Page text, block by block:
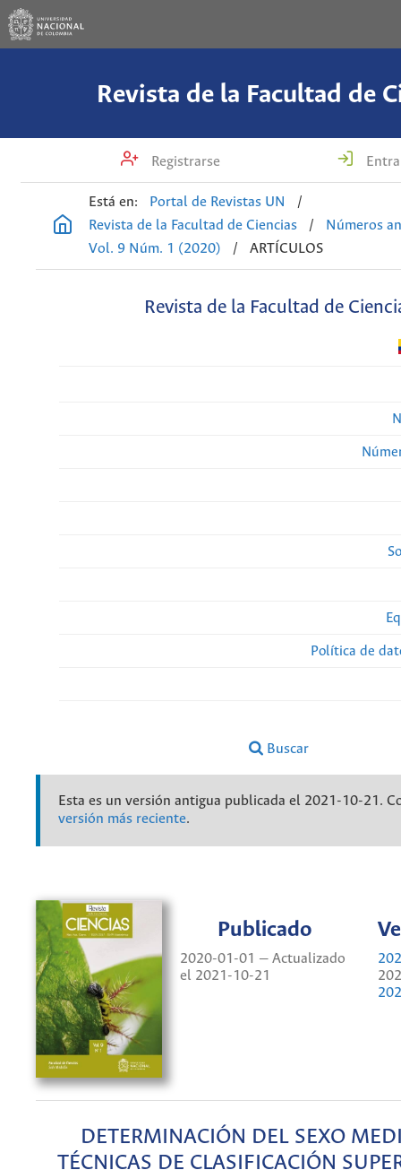
Revista de la Facultad de
Registrarse
Está en: Portal de Revistas UN
/
Revista de la Facultad de Ciencias
/
Números
Vol. 9 Núm. 1 (2020)
/ ARTÍCULOS
Revista de la Facultad de
Política de
Buscar
Esta es un versión antigua publicada el 2021-10-21.
versión más reciente.
Publicado
2020-01-01 — Actualizado
el 2021-10-21
DETERMINACIÓN DEL SEXO
TÉCNICAS DE CLASIFICACIÓN